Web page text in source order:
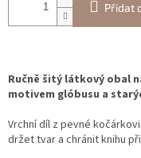
Přidat
Ručně šitý látkový obal
motivem glóbusu a
Vrchní díl z pevné
držet tvar a chránit knihu